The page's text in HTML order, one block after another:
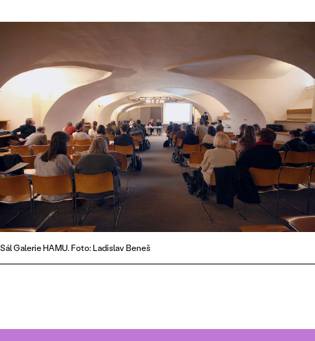
Sál Galerie HAMU. Foto: Ladislav Beneš